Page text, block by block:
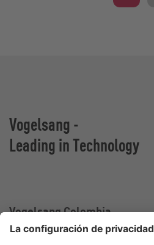
Vogelsang -
Leading in Technology
Vogelsang Colombia
Oficina de ventas en Colombia